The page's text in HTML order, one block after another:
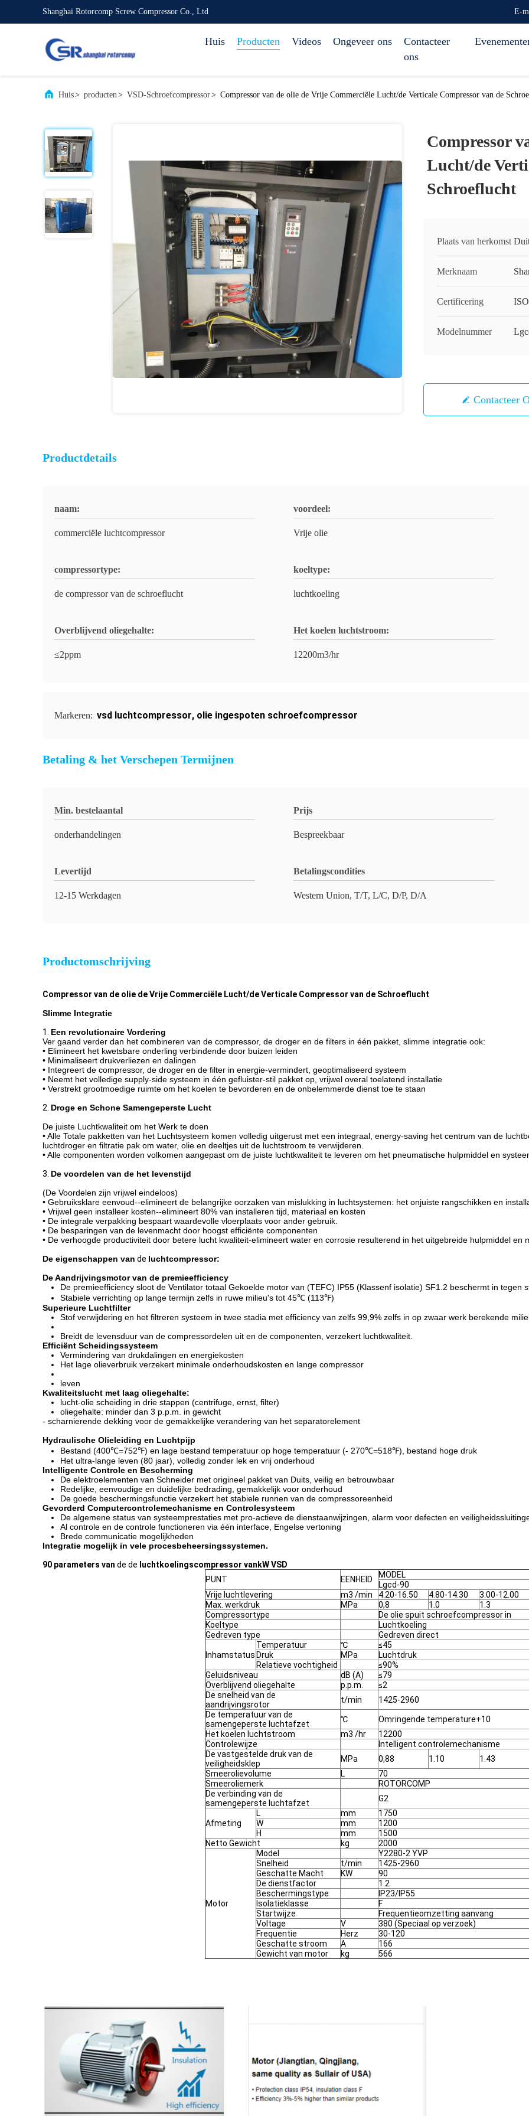
Shanghai Rotorcomp Screw Compressor Co., Ltd E-
Huis Producten Videos Ongeveer ons
Contacteer
ons
Huis> producten> VSD-Schroefcompressor> Compressor van de olie de Vrije Commerciële Lucht/de Verticale Compressor van de
Compressor
Lucht/de
Schroeflucht
Plaats van herkomst
Merknaam
Certificering
Modelnummer
Contacteer
Productdetails
naam:
commerciële luchtcompressor
voordeel:
Vrije olie
compressortype:
de compressor van de schroeflucht
koeltype:
luchtkoeling
Overblijvend oliegehalte:
≤2ppm
Het koelen luchtstroom:
12200m3/hr
Markeren: vsd luchtcompressor, olie ingespoten schroefcompressor
Betaling & het Verschepen Termijnen
Min. bestelaantal
onderhandelingen
Prijs
Bespreekbaar
Levertijd
12-15 Werkdagen
Betalingscondities
Western Union, T/T, L/C, D/P, D/A
Productomschrijving
Compressor van de olie de Vrije Commerciële Lucht/de Verticale Compressor van de Schroeflucht
Slimme Integratie
1. Een revolutionaire Vordering
Ver gaand verder dan het combineren van de compressor, de droger en de filters in één pakket, slimme integratie ook:
• Elimineert het kwetsbare onderling verbindende door buizen leiden
• Minimaliseert drukverliezen en dalingen
• Integreert de compressor, de droger en de filter in energie-vermindert, geoptimaliseerd systeem
• Neemt het volledige supply-side systeem in één gefluister-stil pakket op, vrijwel overal toelatend installatie
• Verstrekt grootmoedige ruimte om het koelen te bevorderen en de onbelemmerde dienst toe te staan
2. Droge en Schone Samengeperste Lucht
De juiste Luchtkwaliteit om het Werk te doen
• Alle Totale pakketten van het Luchtsysteem komen volledig uitgerust met een integraal, energy-saving het centrum van de
luchtdroger en filtratie pak om water, olie en deeltjes uit de luchtstroom te verwijderen.
• Alle componenten worden volkomen aangepast om de juiste luchtkwaliteit te leveren om het pneumatische hulpmiddel en
3. De voordelen van de het levenstijd
(De Voordelen zijn vrijwel eindeloos)
• Gebruiksklare eenvoud--elimineert de belangrijke oorzaken van mislukking in luchtsystemen: het onjuiste rangschikken en
• Vrijwel geen installeer kosten--elimineert 80% van installeren tijd, materiaal en kosten
• De integrale verpakking bespaart waardevolle vloerplaats voor ander gebruik.
• De besparingen van de levenmacht door hoogst efficiënte componenten
• De verhoogde productiviteit door betere lucht kwaliteit-elimineert water en corrosie resulterend in het uitgebreide hulpmiddel en
De eigenschappen van de luchtcompressor:
De Aandrijvingsmotor van de premieefficiency
De premieefficiency sloot de Ventilator totaal Gekoelde motor van (TEFC) IP55 (Klassenf isolatie) SF1.2 beschermt in tegen
Stabiele verrichting op lange termijn zelfs in ruwe milieu's tot 45℃ (113℉)
Superieure Luchtfilter
Stof verwijdering en het filtreren systeem in twee stadia met efficiency van zelfs 99,9% zelfs in op zwaar werk berekende
Breidt de levensduur van de compressordelen uit en de componenten, verzekert luchtkwaliteit.
Efficiënt Scheidingssysteem
Vermindering van drukdalingen en energiekosten
Het lage olieverbruik verzekert minimale onderhoudskosten en lange compressor
leven
Kwaliteitslucht met laag oliegehalte:
lucht-olie scheiding in drie stappen (centrifuge, ernst, filter)
oliegehalte: minder dan 3 p.p.m. in gewicht
- scharnierende dekking voor de gemakkelijke verandering van het separatorelement
Hydraulische Olieleiding en Luchtpijp
Bestand (400℃=752℉) en lage bestand temperatuur op hoge temperatuur (- 270℃=518℉), bestand hoge druk
Het ultra-lange leven (80 jaar), volledig zonder lek en vrij onderhoud
Intelligente Controle en Bescherming
De elektroelementen van Schneider met origineel pakket van Duits, veilig en betrouwbaar
Redelijke, eenvoudige en duidelijke bedrading, gemakkelijk voor onderhoud
De goede beschermingsfunctie verzekert het stabiele runnen van de compressoreenheid
Gevorderd Computercontrolemechanisme en Controlesysteem
De algemene status van systeemprestaties met pro-actieve de dienstaanwijzingen, alarm voor defecten en
Al controle en de controle functioneren via één interface, Engelse vertoning
Brede communicatie mogelijkheden
Integratie mogelijk in vele procesbeheersingssystemen.
90 parameters van de de luchtkoelingscompressor vankW VSD
PUNT
EENHEID
MODEL
Lgcd-90
Vrije luchtlevering
m3 /min 4.20-16.50 4.80-14.30
3.00-12.00
Max. werkdruk
MPa 0,8 1.0
1.3
Compressortype
De olie spuit schroefcompressor in
Koeltype
Luchtkoeling
Gedreven type
Gedreven direct
Inhamstatus
Temperatuur ℃
≤45
Druk
MPa
Luchtdruk
Relatieve vochtigheid
≤90%
Geluidsniveau
dB (A)
≤79
Overblijvend oliegehalte
p.p.m.
≤2
De snelheid van de
aandrijvingsrotor
t/min
1425-2960
De temperatuur van de
samengeperste luchtafzet
℃
Omringende temperature+10
Het koelen luchtstroom
m3 /hr
12200
Controlewijze
Intelligent controlemechanisme
De vastgestelde druk van de
veiligheidsklep
MPa 0,88 1.10
1.43
Smeerolievolume
L
70
Smeeroliemerk
ROTORCOMP
De verbinding van de
samengeperste luchtafzet
G2
Afmeting
L mm
1750
W
mm
1200
H
mm
1500
Netto Gewicht
kg 2000
Motor
Model
Y2280-2 YVP
Snelheid
t/min
1425-2960
Geschatte Macht
KW
90
De dienstfactor
1.2
Beschermingstype
IP23/IP55
Isolatieklasse
F
Startwijze
Frequentieomzetting aanvang
Voltage
V
380 (Speciaal op verzoek)
Frequentie
Herz
30-120
Geschatte stroom
A
166
Gewicht van motor
kg 566